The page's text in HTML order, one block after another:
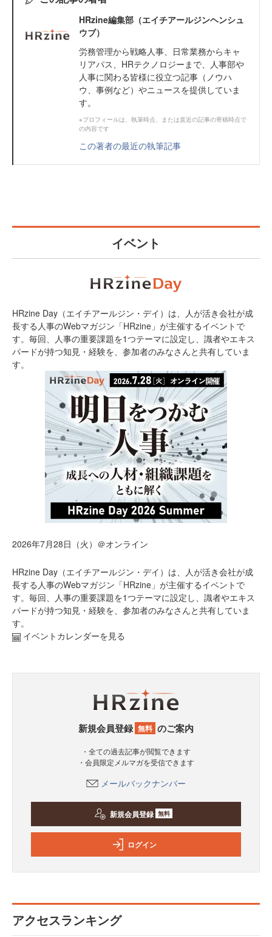
HRzine編集部（エイチアールジンヘンシュ
ウブ）
労務管理から戦略人事、日常業務からキャ
リアパス、HRテクノロジーまで、人事部や
人事に関わる皆様に役立つ記事（ノウハ
ウ、事例など）やニュースを提供していま
す。
※プロフィールは、執筆時点、または直近の記事の寄稿時点で
の内容です
この著者の最近の執筆記事
イベント
HRzine Day（エイチアールジン・デイ）は、人が活き会社が成
長する人事のWebマガジン「HRzine」が主催するイベントで
す。毎回、人事の重要課題を1つテーマに設定し、識者やエキス
パードが持つ知見・経験を、参加者のみなさんと共有していま
す。
2026年7月28日（火）＠オンライン
HRzine Day（エイチアールジン・デイ）は、人が活き会社が成
長する人事のWebマガジン「HRzine」が主催するイベントで
す。毎回、人事の重要課題を1つテーマに設定し、識者やエキス
パードが持つ知見・経験を、参加者のみなさんと共有していま
す。
イベントカレンダーを見る
新規会員登録 無料 のご案内
・全ての過去記事が閲覧できます
・会員限定メルマガを受信できます
メールバックナンバー
新規会員登録 無料
ログイン
アクセスランキング